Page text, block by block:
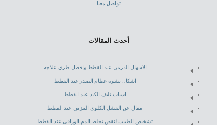
تواصل معنا
أحدث المقالات
الاسهال المزمن عند القطط وافضل طرق علاجه
اشكال تشوه عظام الصدر عند القطط
اسباب تليف الكبد عند القطط
مقال عن الفشل الكلوى المزمن عند القطط
تشخيص الطبيب لنقص تجلط الدم الوراقى عند القطط